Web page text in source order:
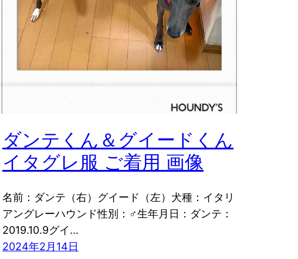
ダンテくん＆グイードくん
イタグレ服 ご着用 画像
名前：ダンテ（右）グイード（左）犬種：イタリ
アングレーハウンド性別：♂生年月日：ダンテ：
2019.10.9グイ…
2024年2月14日